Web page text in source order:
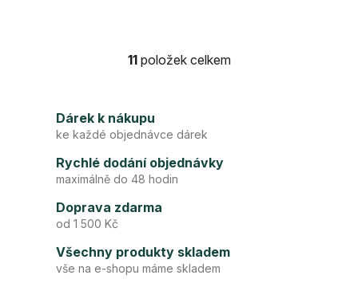
O
d
a
c
v
k
y
11položek celkem
Dárek k nákupu
ke každé objednávce dárek
Rychlé dodání objednávky
maximálně do 48 hodin
Doprava zdarma
od 1 500 Kč
Všechny produkty skladem
vše na e-shopu máme skladem